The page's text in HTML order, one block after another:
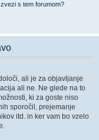
s tem forumom?
ali je za objavljanje
ali ne. Ne glede na to
ki za goste niso
sporočil, prejemanje
itd. in ker vam bo vzelo